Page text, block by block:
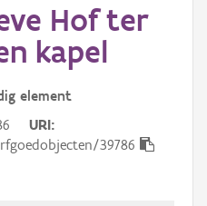
Hof ter
kapel
element
URI
39786